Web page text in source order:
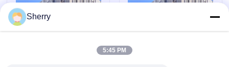
ব্লগ
Sherry
5:45 PM